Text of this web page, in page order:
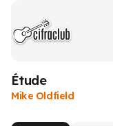
Étude
Mike Oldfield